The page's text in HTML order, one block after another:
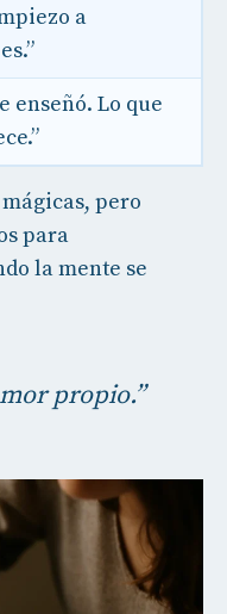
a
enseñó. Lo que
pero
para
la mente se
propio.”